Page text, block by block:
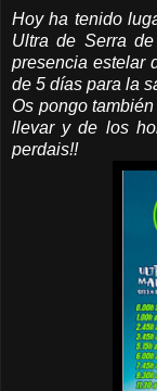
Hoy ha tenido
Ultra de Serra
presencia estelar
de 5 días para la
Os pongo
llevar y de los
perdais!!